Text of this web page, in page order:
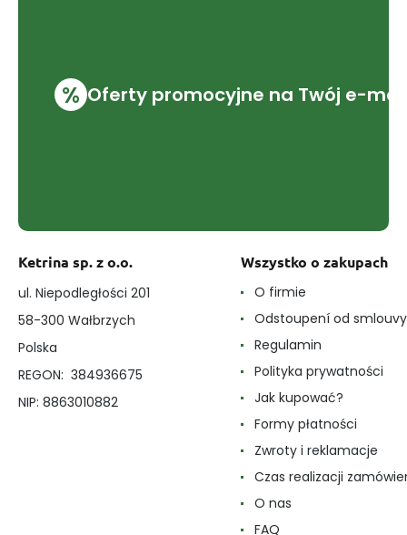
% Oferty promocyjne na Twój e-mail
Ketrina sp. z o.o.
ul. Niepodległości 201
58-300 Wałbrzych
Polska
REGON: 384936675
NIP: 8863010882
Wszystko o zakupach
O firmie
Odstoupení od smlouvy
Regulamin
Polityka prywatności
Jak kupować?
Formy płatności
Zwroty i reklamacje
Czas realizacji
O nas
FAQ